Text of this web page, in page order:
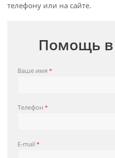
телефону или на сайте.
Помощь в
Ваше имя *
Телефон *
E-mail *